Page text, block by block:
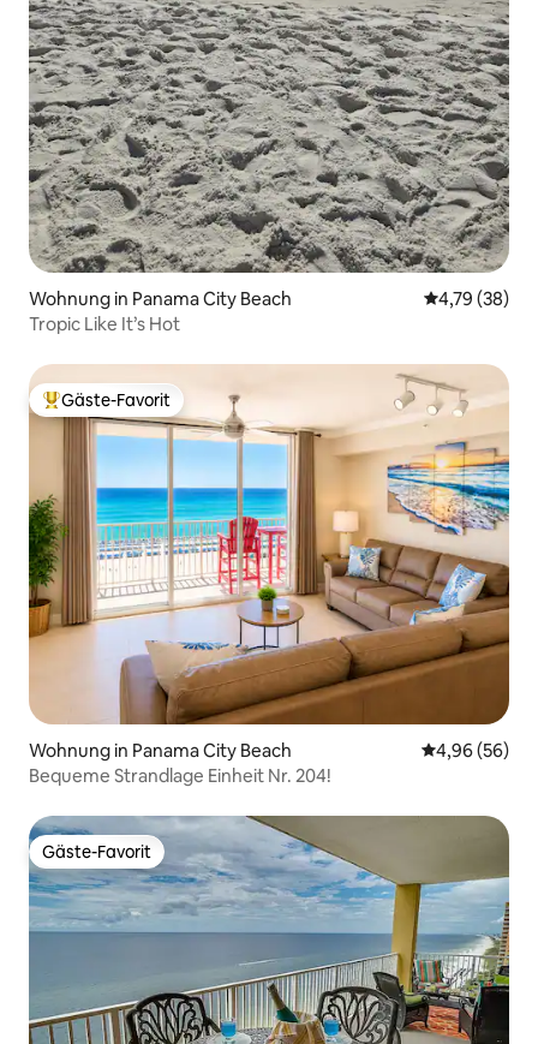
Wohnung in Panama City Beach
4,79 (38)
Tropic Like It’s Hot
Beliebter Gäste-Favorit.
Gäste-Favorit
Wohnung in Panama City Beach
4,96 (56)
Bequeme Strandlage Einheit Nr. 204!
Gäste-Favorit
Gäste-Favorit